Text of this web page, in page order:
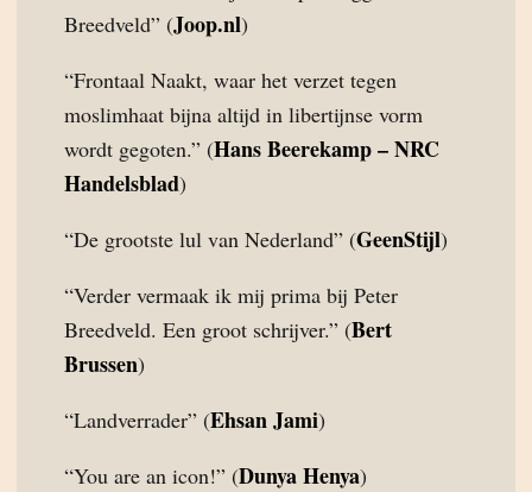
Breedveld” (Joop.nl)
“Frontaal Naakt, waar het verzet tegen
moslimhaat bijna altijd in libertijnse vorm
wordt gegoten.” (Hans Beerekamp – NRC
Handelsblad)
“De grootste lul van Nederland” (GeenStijl)
“Verder vermaak ik mij prima bij Peter
Breedveld. Een groot schrijver.” (Bert
Brussen)
“Landverrader” (Ehsan Jami)
“You are an icon!” (Dunya Henya)